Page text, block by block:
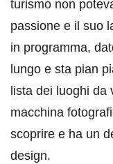
turismo non
passione e il suo
in programma,
lungo e sta pian
lista dei luoghi
macchina
scoprire e ha un
design.